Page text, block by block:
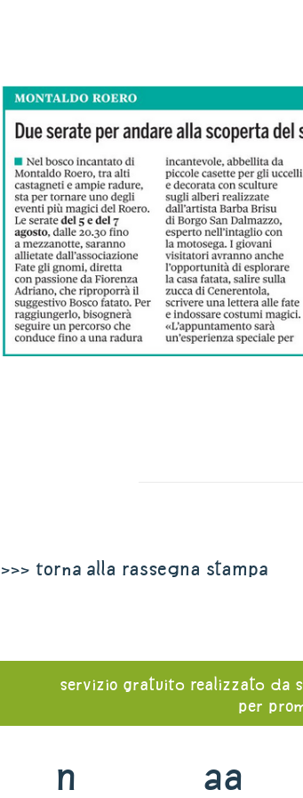
>>> torna alla rassegna stampa
servizio gratuito realizzato da
per
n aa